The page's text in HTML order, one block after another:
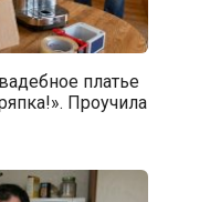
платье
Проучила